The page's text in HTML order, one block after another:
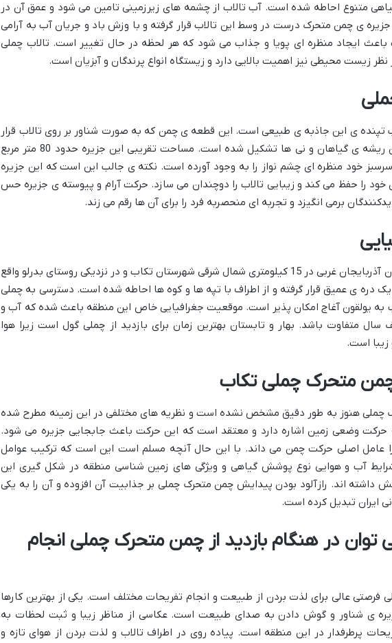
متنوع احاطه شده است. آب تالاب از چشمه های زیرزمینی تامین می شود و عمق آن در
ی چمن متحرک درست در وسط این تالاب قرار گرفته و با وزش باد و جریان آب به آرامی
ایجاد منظره ای پویا و جذاب می شود که هر لحظه در حال تغییر است. تالاب چملی
نظر زیست محیطی نیز اهمیت بالایی دارد و زیستگاه انواع پرندگان و آبزیان است.
ی این جاذبه ی طبیعی است. این قطعه ی چمن که به صورت شناور بر روی تالاب قرار
دارد از به هم تنیده شدن ریشه ی گیاهان و نی ها تشکیل شده است. مساحت تقریبی این جزیره حدود 80 متر مربع
خود منظره ای چشم نواز را به وجود آورده است. نکته ی جالب این است که این جزیره
را حفظ می کند و زیبایی تالاب را دوچندان می سازد. حرکت آرام و پیوسته ی جزیره حس
برمی انگیزد و تجربه ای منحصربه فرد را برای آن ها رقم می زند.
چمن متحرک چملی در استان آذربایجان غربی در 15 کیلومتری شمال شرقی شهرستان تکاب و در نزدیکی روستای بدرلو واقع
دره ی عمیق قرار گرفته و از اطراف با تپه ها و کوه ها احاطه شده است. دسترسی به چملی
به یولقون آغاج امکان پذیر است. موقعیت جغرافیایی خاص این منطقه باعث شده که آب و
متفاوت باشد. بهار و تابستان بهترین زمان برای بازدید از چملی گول است زیرا هوا
است.
متحرک چملی تکاب
چملی هنوز به طور دقیق مشخص نشده است و نظریه های مختلفی در این زمینه مطرح شده
حرکت وضعی زمین اشاره دارد و معتقد است که این حرکت باعث جابجایی جزیره می شود.
عامل اصلی حرکت چمن می داند. با این حال آنچه مسلم است این است که ترکیب عوامل
آب و هوایی نوع پوشش گیاهی و ویژگی های زمین شناسی منطقه در شکل گیری این
داشته اند. رازآلود بودن پیدایش چمن متحرک چملی بر جذابیت آن افزوده و آن را به یکی
ایران تبدیل کرده است.
توان در هنگام بازدید از چمن متحرک چملی انجام
فرصتی عالی برای لذت بردن از طبیعت و انجام تفریحات مختلف است. یکی از بهترین کارها
ی شناور و گوش دادن به صدای طبیعت است. عکاسی از مناظر زیبا و ثبت لحظات به
پرطرفدار در این منطقه است. پیاده روی در اطراف تالاب و لذت بردن از هوای تازه و